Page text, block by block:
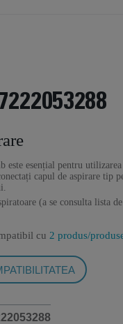
este esențial pentru
capul de aspirare tip
(a se consulta lista
cu 2 produs/